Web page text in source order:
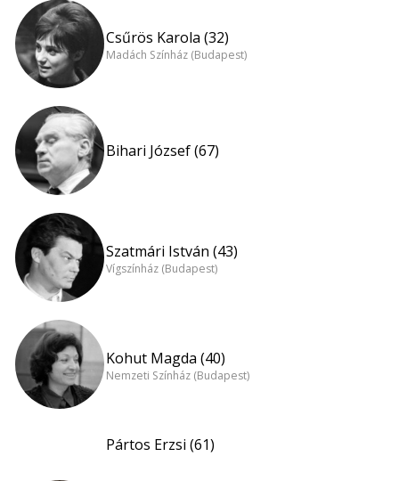
Csűrös Karola (32)
Madách Színház (Budapest)
Bihari József (67)
Szatmári István (43)
Vígszínház (Budapest)
Kohut Magda (40)
Nemzeti Színház (Budapest)
Pártos Erzsi (61)